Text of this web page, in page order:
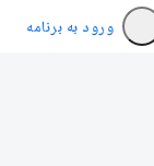
ورود به برنامه